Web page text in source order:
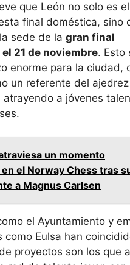
que León no solo es el
final doméstica, sino
sede de la gran final
21 de noviembre. Esto
enorme para la ciudad,
un referente del
atrayendo a jóvenes
un momento
el Norway Chess tras
a Magnus Carlsen
el Ayuntamiento y
como Eulsa han
proyectos son los que